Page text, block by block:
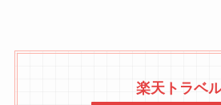
楽天トラベ